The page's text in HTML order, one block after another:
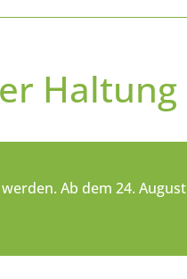
Haltung
Ab dem 24. August